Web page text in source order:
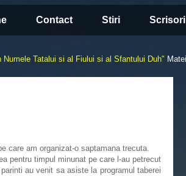
Contact Stiri
Tatalui si al Fiului si al Sfantului Duh"
am organizat-o saptamana trecuta.
pentru timpul minunat pe care l-au petrecut
au venit sa asiste la programul taberei